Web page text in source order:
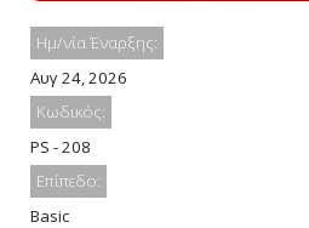
Ημ/νία Έναρξης:
Αυγ 24, 2026
Κωδικός:
PS - 208
Επίπεδο:
Basic